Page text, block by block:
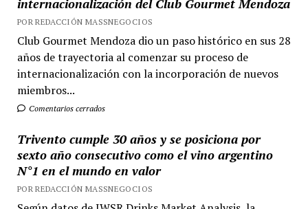
internacionalización del Club Gourmet Mendoza
POR REDACCIÓN MASSNEGOCIOS
Club Gourmet Mendoza dio un paso histórico en sus 28
años de trayectoria al comenzar su proceso de
internacionalización con la incorporación de nuevos
miembros...
Comentarios cerrados
Trivento cumple 30 años y se posiciona por
sexto año consecutivo como el vino argentino
N°1 en el mundo en valor
POR REDACCIÓN MASSNEGOCIOS